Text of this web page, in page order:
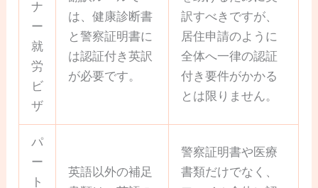
ナ
ー
就
労
ビ
ザ
は、健康診断書
と警察証明書に
は認証付き英訳
が必要です。
訳すべきですが、
居住申請のように
全体へ一律の認証
付き要件がかかる
とは限りません。
パ
ー
ト
英語以外の補足
警察証明書や医療
書類だけでなく、